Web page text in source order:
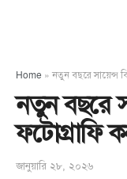
Home » নতুন বছরে সায়েন্স
নতুন বছরে
ফটোগ্রাফি
জানুয়ারি ২৮, ২০২৬